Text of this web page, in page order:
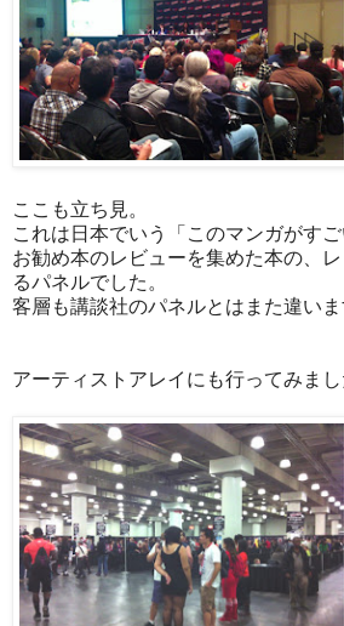
ここも立ち見。
これは日本でいう「このマンガがす
お勧め本のレビューを集めた本の、
るパネルでした。
客層も講談社のパネルとはまた違いま
アーティストアレイにも行ってみまし